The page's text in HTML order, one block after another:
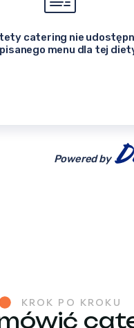
catering nie
menu dla tej
Powered by
KROK PO KROKU